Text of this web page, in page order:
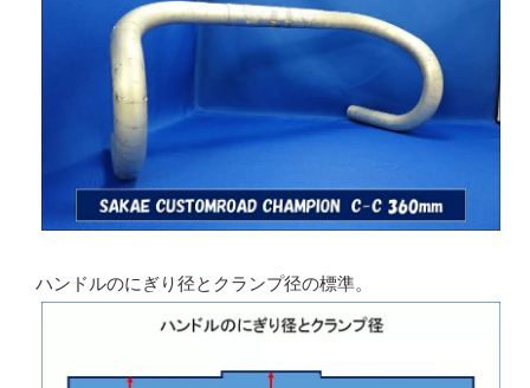
ハンドルのにぎり径とクランプ径の標準。